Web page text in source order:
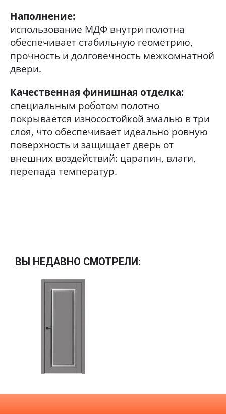
Наполнение:
использование МДФ внутри полотна
обеспечивает стабильную геометрию,
прочность и долговечность межкомнатной
двери.
Качественная финишная отделка:
специальным роботом полотно
покрывается износостойкой эмалью в три
слоя, что обеспечивает идеально ровную
поверхность и защищает дверь от
внешних воздействий: царапин, влаги,
перепада температур.
ВЫ НЕДАВНО СМОТРЕЛИ: